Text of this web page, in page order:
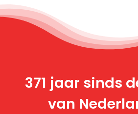
371 jaar sinds
van